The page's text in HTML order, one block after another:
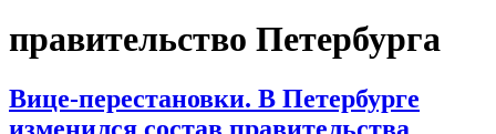
правительство Петербурга
Вице-перестановки. В Петербурге